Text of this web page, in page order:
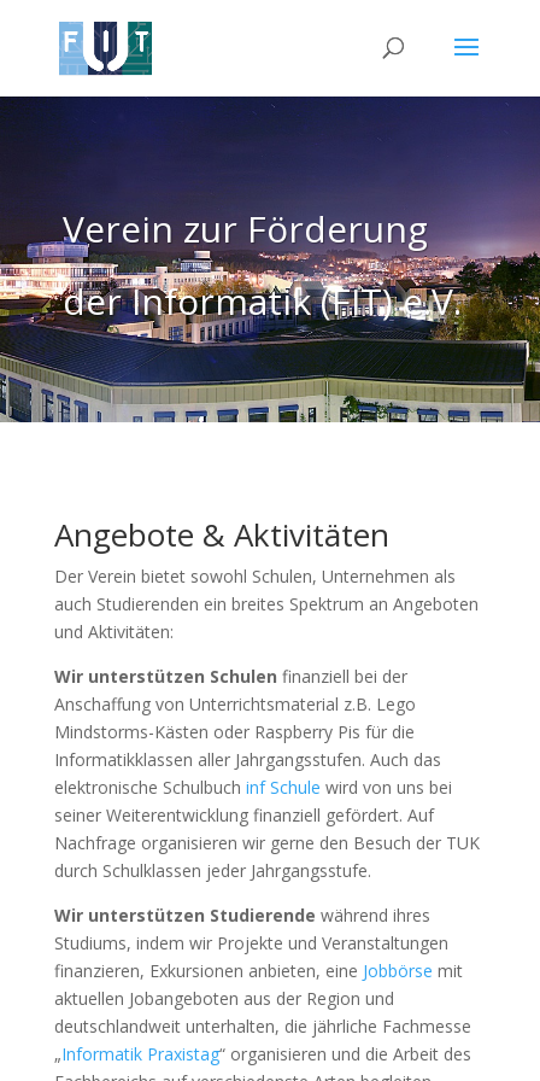
Verein zur Förderung
der Informatik (FIT) e.V.
Angebote & Aktivitäten
Der Verein bietet sowohl Schulen, Unternehmen als
auch Studierenden ein breites Spektrum an Angeboten
und Aktivitäten:
Wir unterstützen Schulen finanziell bei der
Anschaffung von Unterrichtsmaterial z.B. Lego
Mindstorms-Kästen oder Raspberry Pis für die
Informatikklassen aller Jahrgangsstufen. Auch das
elektronische Schulbuch inf Schule wird von uns bei
seiner Weiterentwicklung finanziell gefördert. Auf
Nachfrage organisieren wir gerne den Besuch der TUK
durch Schulklassen jeder Jahrgangsstufe.
Wir unterstützen Studierende während ihres
Studiums, indem wir Projekte und Veranstaltungen
finanzieren, Exkursionen anbieten, eine Jobbörse mit
aktuellen Jobangeboten aus der Region und
deutschlandweit unterhalten, die jährliche Fachmesse
„Informatik Praxistag“ organisieren und die Arbeit des